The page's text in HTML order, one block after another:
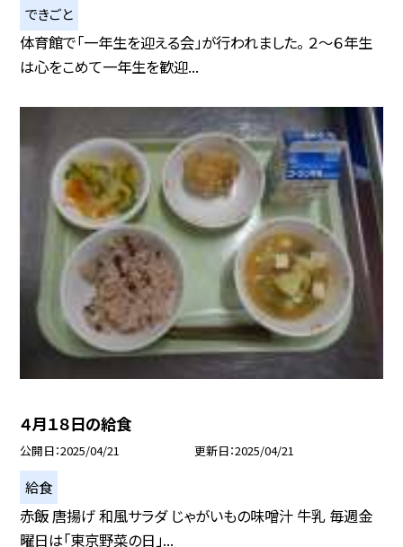
できごと
体育館で「一年生を迎える会」が行われました。 ２〜６年生
は心をこめて一年生を歓迎...
４月１８日の給食
公開日 2025/04/21 更新日 2025/04/21
給食
赤飯 唐揚げ 和風サラダ じゃがいもの味噌汁 牛乳 毎週金
曜日は「東京野菜の日」...